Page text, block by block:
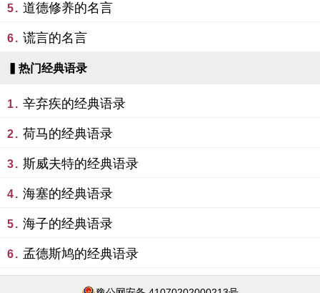
5. 道德修养的名言
6. 谎言的名言
▍热门经典语录
1. 辛弃疾的经典语录
2. 荷马的经典语录
3. 斯威夫特的经典语录
4. 海塞的经典语录
5. 海子的经典语录
6. 孟德斯鸠的经典语录